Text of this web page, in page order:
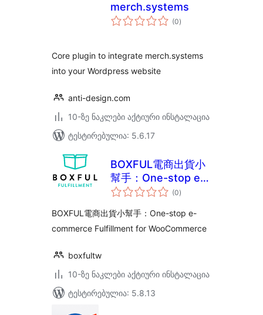
merch.systems
(0საერთო
რეიტინგი
)
Core plugin to integrate merch.systems
into your Wordpress website
anti-design.com
10-ზე ნაკლები აქტიური ინსტალაცია
ტესტირებულია: 5.6.17
BOXFUL電商出貨小
幫手：One-stop e-
commerce
WooCommerce
(0საერთო
რეიტინგი
)
BOXFUL電商出貨小幫手：One-stop e-
commerce Fulfillment for WooCommerce
boxfultw
10-ზე ნაკლები აქტიური ინსტალაცია
ტესტირებულია: 5.8.13